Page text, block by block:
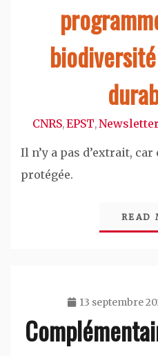
CNRS,EPST,
Il n’y a pas d’extrait,
protégée.
READ
13 septembre